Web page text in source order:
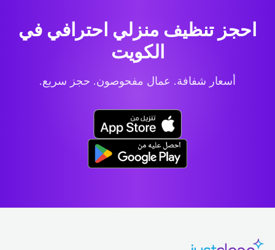
احجز تنظيف منزلي احترافي في
الكويت
أسعار شفافة. عمال مفحوصون. حجز سريع.